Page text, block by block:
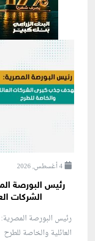
4 أغسطس, 2026
رئيس البورصة
الشركات
رئيس البورصة
العائلية والخاصة للطرح